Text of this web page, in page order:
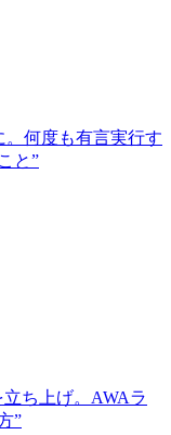
何度も有言実行す
と”
ち上げ。AWAラ
”